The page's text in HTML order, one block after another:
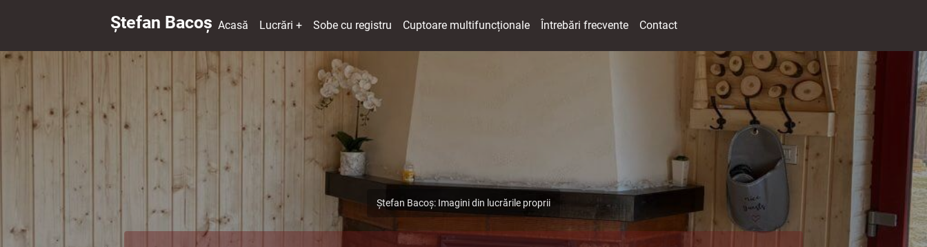
Ștefan Bacoș Acasă Lucrări + Sobe cu registru Cuptoare multifuncționale Întrebări frecvente Contact
Ștefan Bacoș: Imagini din lucrările proprii